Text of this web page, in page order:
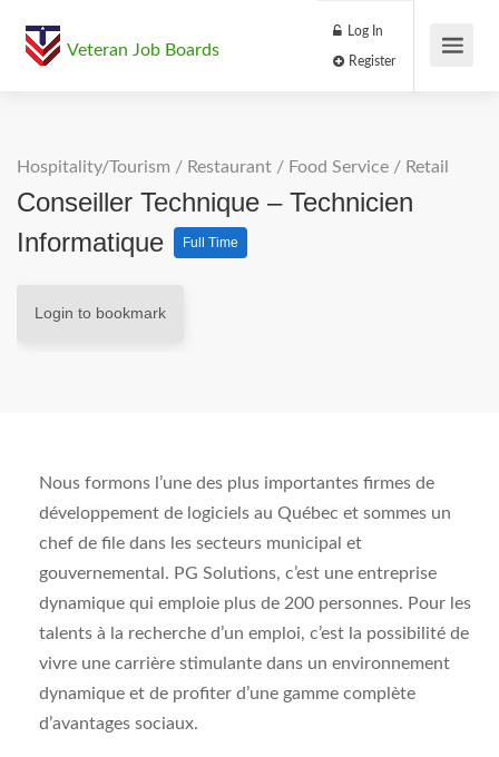
Veteran Job Boards
Log In
Hospitality/Tourism / Restaurant / Food Service / Retail
Conseiller Technique – Technicien
Informatique
Full Time
Login to bookmark
Nous formons l’une des plus importantes firmes de
développement de logiciels au Québec et sommes un
chef de file dans les secteurs municipal et
gouvernemental. PG Solutions, c’est une entreprise
dynamique qui emploie plus de 200 personnes. Pour les
talents à la recherche d’un emploi, c’est la possibilité de
vivre une carrière stimulante dans un environnement
dynamique et de profiter d’une gamme complète
d’avantages sociaux.